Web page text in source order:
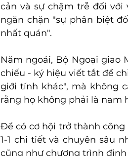
cản và sự chậm trễ đối
ngăn chặn "sự phân biệt
nhất quán".
Năm ngoái, Bộ Ngoại giao
chiếu - ký hiệu viết tắt để
giới tính khác", mà không
rằng họ không phải là nam
Để có cơ hội trở thành công
1-1 chi tiết và chuyên sâu
cũng như chương trình